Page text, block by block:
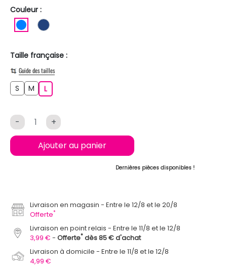
Couleur :
BLEU BLEU FONCE
Taille française :
Guide des tailles
S M LL
- +
Ajouter au panier
Dernières pièces disponibles !
Livraison en magasin
Entre le 12/8 et le 20/8
Offerte*
Livraison en point relais
Entre le 11/8 et le 12/8
3,99 €
Offerte* dès 85 € d'achat
Livraison à domicile
Entre le 11/8 et le 12/8
4,99 €